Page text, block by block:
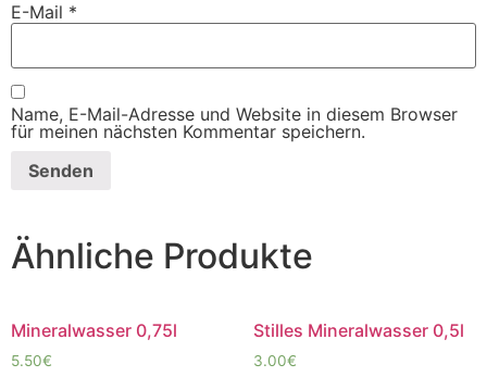
E-Mail *
Name, E-Mail-Adresse und Website in diesem Browser
für meinen nächsten Kommentar speichern.
Ähnliche Produkte
Mineralwasser 0,75l
5.50€
Stilles Mineralwasser 0,5l
3.00€